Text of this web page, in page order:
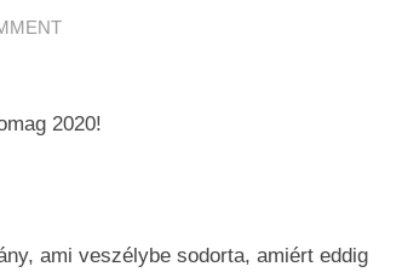
2020!
ami veszélybe sodorta, amiért eddig